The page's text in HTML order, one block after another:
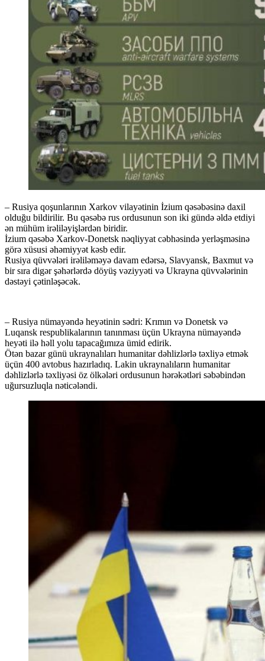
– Rusiya qoşunlarının Xarkov vilayətinin İzium qəsəbəsinə daxil
olduğu bildirilir. Bu qəsəbə rus ordusunun son iki gündə əldə etdiyi
ən mühüm irəliləyişlərdən biridir.
İzium qəsəbə Xarkov-Donetsk nəqliyyat cəbhəsində yerləşməsinə
görə xüsusi əhəmiyyət kəsb edir.
Rusiya qüvvələri irəliləməyə davam edərsə, Slavyansk, Baxmut və
bir sıra digər şəhərlərdə döyüş vəziyyəti və Ukrayna qüvvələrinin
dəstəyi çətinləşəcək.
– Rusiya nümayəndə heyətinin sədri: Krımın və Donetsk və
Luqansk respublikalarının tanınması üçün Ukrayna nümayəndə
heyəti ilə həll yolu tapacağımıza ümid edirik.
Ötən bazar günü ukraynalıları humanitar dəhlizlərlə təxliyə etmək
üçün 400 avtobus hazırladıq. Lakin ukraynalıların humanitar
dəhlizlərlə təxliyəsi öz ölkələri ordusunun hərəkətləri səbəbindən
uğursuzluqla nəticələndi.